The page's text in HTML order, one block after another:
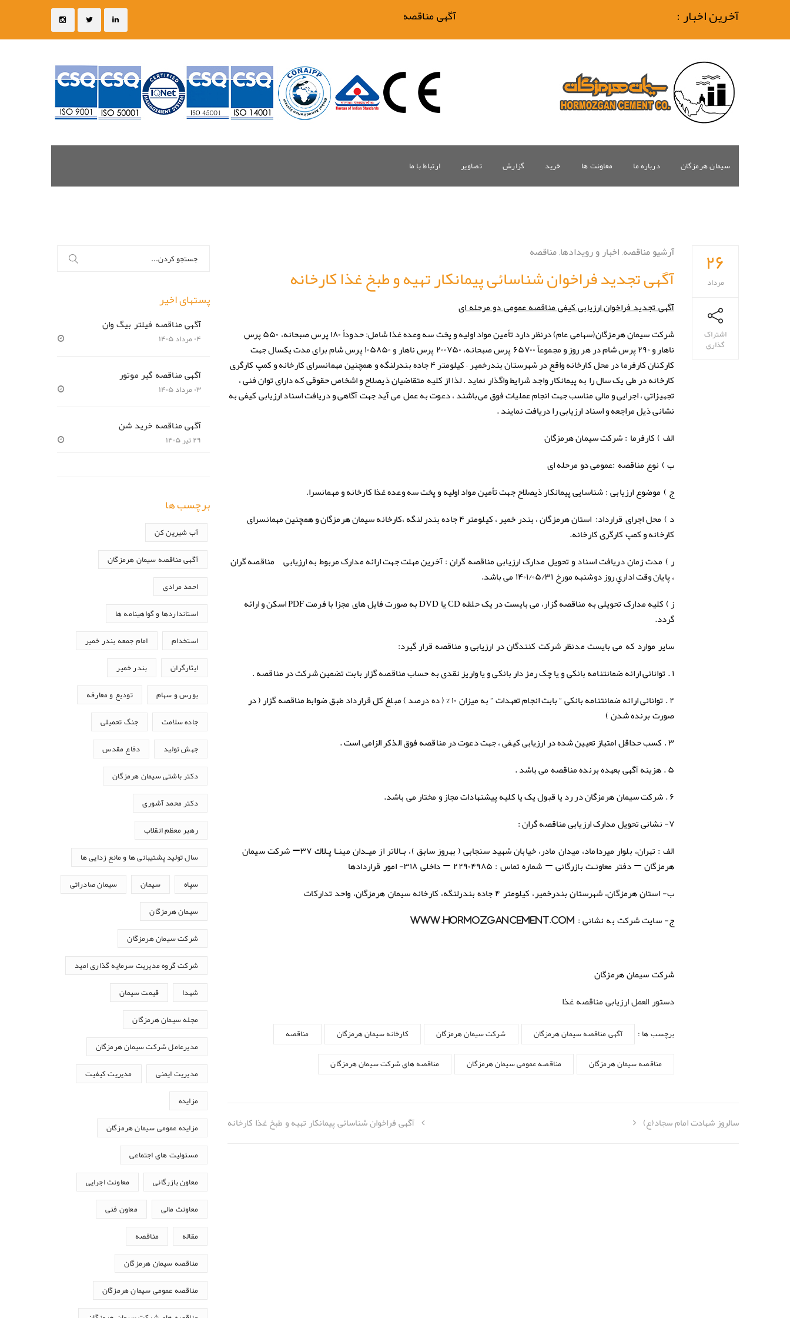
آخرین اخبار : آگهی مناقصه فیلتر بیگ وان
ارتباط با ما تصاویر گزارش خرید معاونت ها درباره ما سیمان هرمزگان
۲۶
مرداد
اشتراک
گذاری
آرشیو مناقصه اخبار و رویدادها مناقصه
آگهی تجدید فراخوان شناسائی پیمانکار تهیه و طبخ غذا کارخانه
آگهی تجدید فراخوان ارزیابی کیفی مناقصه عمومی دو مرحله ای
شرکت سیمان هرمزگان(سهامی عام) درنظر دارد تأمین مواد اولیه و پخت سه وعده غذا شامل: حدودأ ۱۸۰ پرس صبحانه، ۵۵۰ پرس
ناهار و ۲۹۰ پرس شام در هر روز و مجموعاً ۶۵۷۰۰ پرس صبحانه، ۲۰۰۷۵۰ پرس ناهار و ۱۰۵۸۵۰ پرس شام برای مدت یکسال جهت
کارکنان کارفرما در محل کارخانه واقع در شهرستان بندرخمیر – کیلومتر ۴ جاده بندرلنگه و همچنین مهمانسرای کارخانه و کمپ کارگری
کارخانه در طی یک سال را به پیمانکار واجد شرایط واگذار نماید . لذا از کلیه متقاضیان ذیصلاح و اشخاص حقوقی که دارای توان فنی ،
تجهیزاتی ، اجرایی و مالی مناسب جهت انجام عملیات فوق می‌باشند ، دعوت به عمل می آید جهت آگاهی و دریافت اسناد ارزیابی کیفی به
نشانی ذیل مراجعه و اسناد ارزیابی را دریافت نمایند .
الف ) کارفرما : شرکت سیمان هرمزگان
ب ) نوع مناقصه :عمومی دو مرحله ای
ج ) موضوع ارزیابی : شناسایی پیمانکار ذیصلاح جهت تأمین مواد اولیه و پخت سه وعده غذا کارخانه و مهمانسرا.
د ) محل اجرای قرارداد:
استان هرمزگان ، بندر خمیر ، کیلومتر ۴ جاده بندر لنگه ،کارخانه سیمان هرمزگان و همچنین مهمانسرای
کارخانه و کمپ کارگری کارخانه.
ر ) مدت زمان دریافت اسناد و تحویل مدارک ارزیابی مناقصه گران :آخرین مهلت جهت ارائه مدارک مربوط به ارزیابی مناقصه گران
، پایان وقت اداري روز دوشنبه مورخ ۱۴۰۱/۰۵/۳۱ می باشد.
ز ) کلیه مدارک تحویلی به مناقصه گزار، می بایست در یک حلقه CD یا DVD به صورت فایل های مجزا با فرمت PDF اسکن و ارائه
گردد.
سایر موارد که می بایست مدنظر شرکت کنندگان در ارزیابی و مناقصه قرار گیرد:
۱ . توانائی ارائه ضمانتنامه بانکی و یا چک رمز دار بانکی و یا واریز نقدی به حساب مناقصه گزار بابت تضمین شرکت در مناقصه .
۲ . توانائی ارائه ضمانتنامه بانکی ” بابت انجام تعهدات ” به میزان ۱۰ % ( ده درصد ) مبلغ کل قرارداد طبق ضوابط مناقصه گزار ( در
صورت برنده شدن )
۳ . کسب حداقل امتیاز تعیین شده در ارزیابی کیفی ، جهت دعوت در مناقصه فوق الذکر الزامی است .
۵ . هزینه آگهی بعهده برنده مناقصه می باشد .
۶ . شرکت سیمان هرمزگان در رد یا قبول یک یا کلیه پیشنهادات مجاز و مختار می باشد.
۷- نشانی تحویل مدارک ارزیابی مناقصه گران :
الف : تهران، بلوار میرداماد، میدان مادر، خیابان شهید سنجابی ( بهروز سابق )، بـالاتر از میـدان مینـا پـلاك ۳۷ – شرکت سیمان
هرمزگان – دفتر معاونـت بازرگانی – شماره تماس : ۲۲۹۰۴۹۸۵ – داخلی ۳۱۸- امور قراردادها
ب- استان هرمزگان، شهرستان بندرخمير، كيلومتر ۴ جاده بندرلنگه، كارخانه سيمان هرمزگان، واحد تداركات
ج- سایت شرکت به نشانی : www.Hormozgancement.com
شرکت سیمان هرمزگان
دستور العمل ارزیابی مناقصه غذا
برچسب ها : آگهی مناقصه سیمان هرمزگان شرکت سیمان هرمزگان کارخانه سیمان هرمزگان مناقصه
مناقصه سیمان هرمزگان مناقصه عمومی سیمان هرمزگان مناقصه های شرکت سیمان هرمزگان
آگهی فراخوان شناسائی پیمانکار تهیه و طبخ غذا کارخانه سالروز شهادت امام سجاد(ع)
برای:
پستهای اخیر
آگهی مناقصه فیلتر بیگ وان
۰۴ مرداد ۱۴۰۵
آگهی مناقصه گیر موتور
۰۳ مرداد ۱۴۰۵
آگهی مناقصه خرید شن
۲۹ تیر ۱۴۰۵
برچسب ها
آب شیرین کن
آگهی مناقصه سیمان هرمزگان
احمد مرادی
استانداردها و گواهینامه ها
استخدام امام جمعه بندر خمیر
ایثارگران بندر خمیر
بورس و سهام تودیع و معارفه
جاده سلامت جنگ تحمیلی
جهش تولید دفاع مقدس
دکتر باشتی سیمان هرمزگان
دکتر محمد آشوری
رهبر معظم انقلاب
سال تولید پشتیبانی ها و مانع زدایی ها
سپاه سیمان سیمان صادراتی
سیمان هرمزگان
شرکت سیمان هرمزگان
شرکت گروه مدیریت سرمایه گذاری امید
شهدا قیمت سیمان
مجله سیمان هرمزگان
مدیرعامل شرکت سیمان هرمزگان
مدیریت ایمنی مدیریت کیفیت
مزایده
مزایده عمومی سیمان هرمزگان
مسئولیت های اجتماعی
معاون بازرگانی معاونت اجرایی
معاونت مالی معاون فنی
مقاله مناقصه
مناقصه سیمان هرمزگان
مناقصه عمومی سیمان هرمزگان